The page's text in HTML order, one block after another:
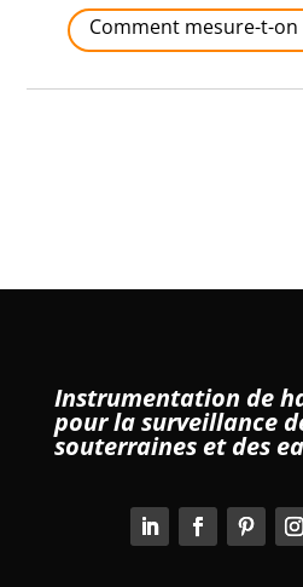
Comment mesure-t-
Instrumentation de
pour la surveillance
souterraines et des